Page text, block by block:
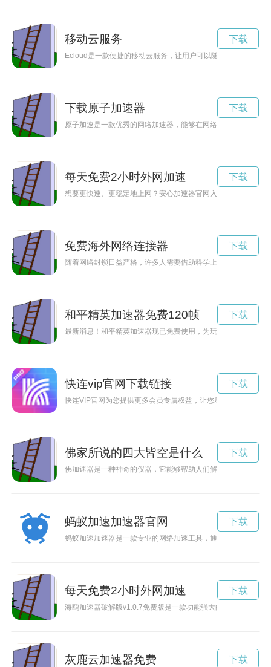
移动云服务
Ecloud是一款便捷的移动云服务，让用户可以随时随地访问存
下载
下载原子加速器
原子加速是一款优秀的网络加速器，能够在网络环境较差的情
下载
每天免费2小时外网加速
想要更快速、更稳定地上网？安心加速器官网入口提供了您所
下载
免费海外网络连接器
随着网络封锁日益严格，许多人需要借助科学上网软件来畅游
下载
和平精英加速器免费120帧
最新消息！和平精英加速器现已免费使用，为玩家提供更畅快的
下载
快连vip官网下载链接
快连VIP官网为您提供更多会员专属权益，让您尽享更多优惠和
下载
佛家所说的四大皆空是什么
佛加速器是一种神奇的仪器，它能够帮助人们解锁内心潜能，
下载
蚂蚁加速加速器官网
蚂蚁加速加速器是一款专业的网络加速工具，通过优化网络连
下载
每天免费2小时外网加速
海鸥加速器破解版v1.0.7免费版是一款功能强大的加速器软件
下载
灰鹿云加速器免费 下载